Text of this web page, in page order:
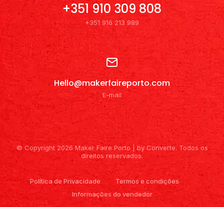
+351 910 309 808
+351 916 213 989
Hello@makerfaireporto.com
E-mail
© Copyright 2026 Maker Faire Porto | by Converte. Todos os
direitos reservados.
Política de Privacidade
Termos e condições
Informações do vendedor